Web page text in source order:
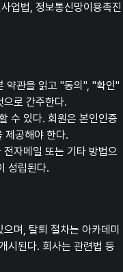
업법, 정보통신망이용촉진
약관을 읽고 "동의", "확인"
으로 간주한다.
수 있다. 회원은 본인인증
제공해야 한다.
자메일 또는 기타 방법으
성립된다.
며, 탈퇴 절차는 아카데미
시된다. 회사는 관련법 등